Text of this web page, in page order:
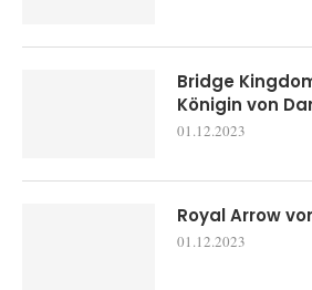
Bridge
Königin von
01.12.2023
Royal Arrow
01.12.2023